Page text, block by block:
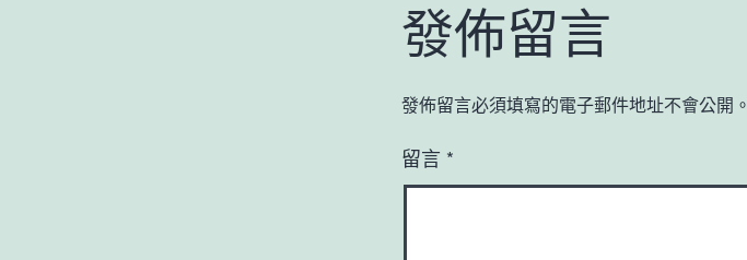
發佈留言
發佈留言必須填寫的電子郵件地址不會公開。
留言 *